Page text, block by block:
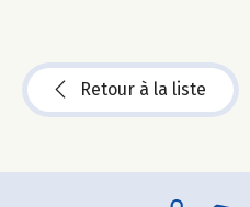
Retour à la liste